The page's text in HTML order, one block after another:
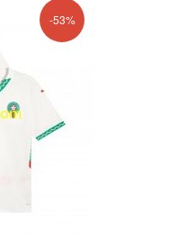
-53%